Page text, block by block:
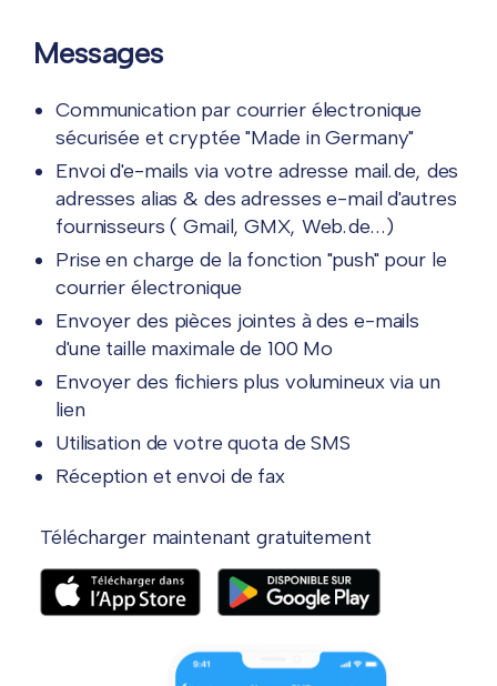
Messages
Communication par courrier électronique
sécurisée et cryptée "Made in Germany"
Envoi d'e-mails via votre adresse mail.de, des
adresses alias & des adresses e-mail d'autres
fournisseurs ( Gmail, GMX, Web.de...)
Prise en charge de la fonction "push" pour le
courrier électronique
Envoyer des pièces jointes à des e-mails
d'une taille maximale de 100 Mo
Envoyer des fichiers plus volumineux via un
lien
Utilisation de votre quota de SMS
Réception et envoi de fax
Télécharger maintenant gratuitement